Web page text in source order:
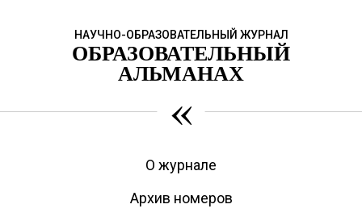
НАУЧНО-ОБРАЗОВАТЕЛЬНЫЙ ЖУРНАЛ
ОБРАЗОВАТЕЛЬНЫЙ
АЛЬМАНАХ
«
О журнале
Архив номеров